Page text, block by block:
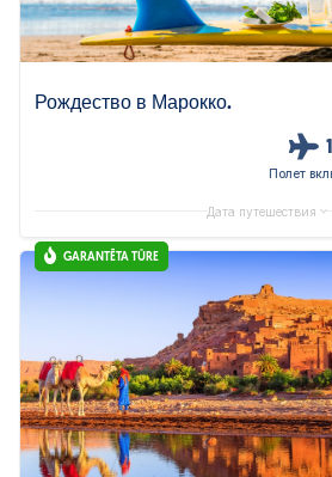
Рождество в Марокко.
Полет
Дата путешествия
GARANTĒTA TŪRE